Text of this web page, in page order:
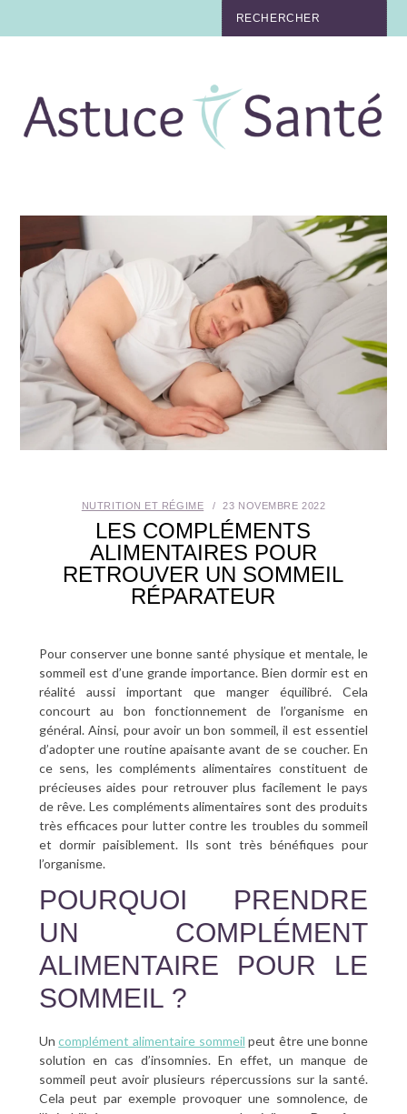
TABAC
NUTRITION
MÉDECINE
MÉDECINE DOUCE
BIEN-ÊTRE
SANTÉ BUCCO-DENTAIRE
CONTACT
NUTRITION ET RÉGIME 23 NOVEMBRE 2022
LES COMPLÉMENTS
ALIMENTAIRES POUR
RETROUVER UN SOMMEIL
RÉPARATEUR
Pour conserver une bonne santé physique et mentale, le
sommeil est d’une grande importance. Bien dormir est en
réalité aussi important que manger équilibré. Cela
concourt au bon fonctionnement de l’organisme en
général. Ainsi, pour avoir un bon sommeil, il est essentiel
d’adopter une routine apaisante avant de se coucher. En
ce sens, les compléments alimentaires constituent de
précieuses aides pour retrouver plus facilement le pays
de rêve. Les compléments alimentaires sont des produits
très efficaces pour lutter contre les troubles du sommeil
et dormir paisiblement. Ils sont très bénéfiques pour
l’organisme.
POURQUOI PRENDRE
UN COMPLÉMENT
ALIMENTAIRE POUR LE
SOMMEIL ?
Uncomplément alimentaire sommeil peut être une bonne
solution en cas d’insomnies. En effet, un manque de
sommeil peut avoir plusieurs répercussions sur la santé.
Cela peut par exemple provoquer une somnolence, de